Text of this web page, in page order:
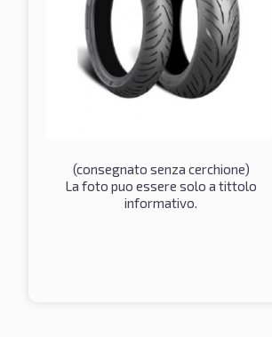
(consegnato senza cerchione)
La foto puo essere solo a tittolo
informativo.